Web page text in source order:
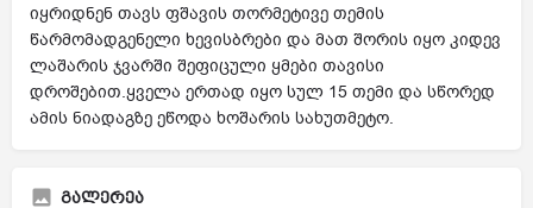
იყრიდნენ თავს ფშავის თორმეტივე თემის
წარმომადგენელი ხევისბრები და მათ შორის იყო კიდევ
ლაშარის ჯვარში შეფიცული ყმები თავისი
დროშებით.ყველა ერთად იყო სულ 15 თემი და სწორედ
ამის ნიადაგზე ეწოდა ხოშარის სახუთმეტო.
გალერეა